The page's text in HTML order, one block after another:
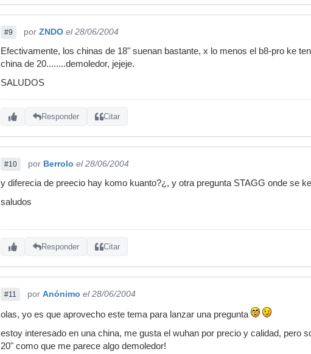
#9 por ZNDO el 28/06/2004
Efectivamente, los chinas de 18" suenan bastante, x lo menos el b8-pro ke
china de 20........demoledor, jejeje.
SALUDOS
Responder Citar
#10 por Berrolo el 28/06/2004
y diferecia de preecio hay komo kuanto?¿, y otra pregunta STAGG onde se
saludos
Responder Citar
#11 por Anónimo el 28/06/2004
olas, yo es que aprovecho este tema para lanzar una pregunta
estoy interesado en una china, me gusta el wuhan por precio y calidad, pero
20" como que me parece algo demoledor!